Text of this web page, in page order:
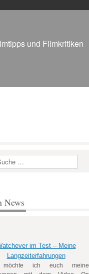
und Filmkritiken
News
im Test – Meine
Langzeiterfahrungen
möchte ich euch meine